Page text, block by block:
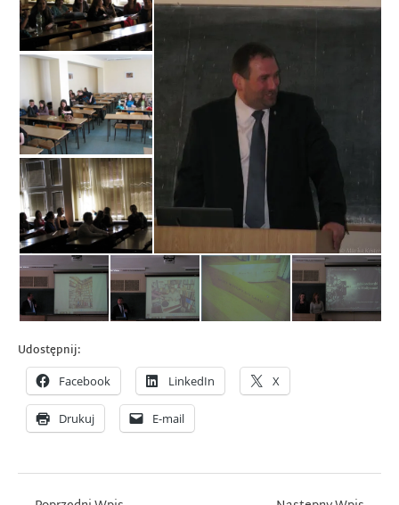
Udostępnij:
Facebook LinkedIn X
Drukuj E-mail